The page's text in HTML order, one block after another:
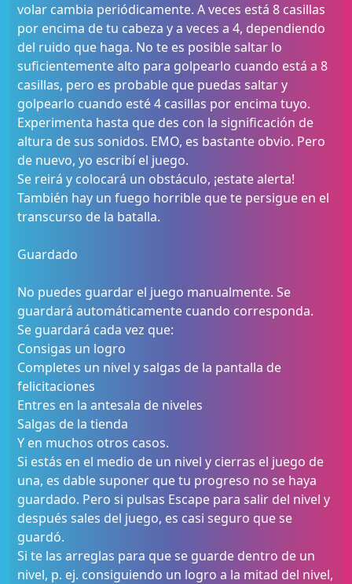
volar cambia periódicamente. A veces está 8 casillas
por encima de tu cabeza y a veces a 4, dependiendo
del ruido que haga. No te es posible saltar lo
suficientemente alto para golpearlo cuando está a 8
casillas, pero es probable que puedas saltar y
golpearlo cuando esté 4 casillas por encima tuyo.
Experimenta hasta que des con la significación de
altura de sus sonidos. EMO, es bastante obvio. Pero
de nuevo, yo escribí el juego.
Se reirá y colocará un obstáculo, ¡estate alerta!
También hay un fuego horrible que te persigue en el
transcurso de la batalla.
Guardado
No puedes guardar el juego manualmente. Se
guardará automáticamente cuando corresponda.
Se guardará cada vez que:
Consigas un logro
Completes un nivel y salgas de la pantalla de
felicitaciones
Entres en la antesala de niveles
Salgas de la tienda
Y en muchos otros casos.
Si estás en el medio de un nivel y cierras el juego de
una, es dable suponer que tu progreso no se haya
guardado. Pero si pulsas Escape para salir del nivel y
después sales del juego, es casi seguro que se
guardó.
Si te las arreglas para que se guarde dentro de un
nivel, p. ej. consiguiendo un logro a la mitad del nivel,